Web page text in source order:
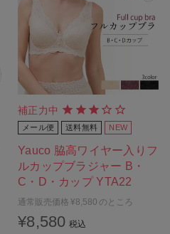
Yauco 脇高ワイヤー入りフ
ルカップブラジャー B・
C・D・カップ YTA22
補正力中
メール便 送料無料 NEW
通常販売価格 ¥8,580 のところ
¥8,580 税込